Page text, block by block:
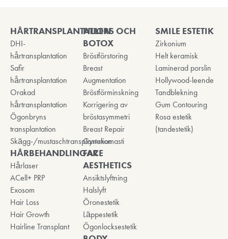
HÅRTRANSPLANTATION
DHI-
hårtransplantation
Safir
hårtransplantation
Orakad
hårtransplantation
Ögonbryns
transplantation
Skägg-/mustaschtransplantation
HÅRBEHANDLINGAR
Hårlaser
ACell+ PRP
Exosom
Hair Loss
Hair Growth
Hairline Transplant
FILLERS OCH
BOTOX
Bröstförstoring
Breast
Augmentation
Bröstförminskning
Korrigering av
bröstasymmetri
Breast Repair
Gynekomasti
FACE
AESTHETICS
Ansiktslyftning
Halslyft
Öronestetik
Läppestetik
Ögonlocksestetik
SMILE ESTETIK
Zirkonium
Helt keramisk
Laminerad porslin
Hollywood-leende
Tandblekning
Gum Contouring
Rosa estetik
(tandestetik)